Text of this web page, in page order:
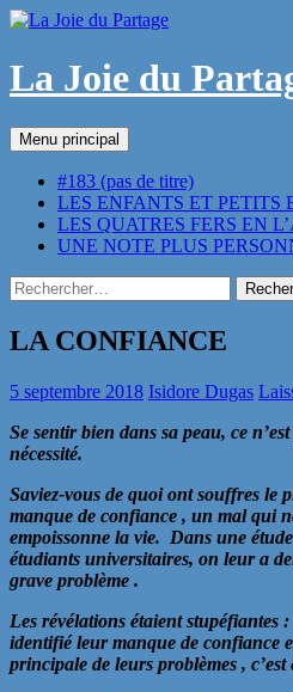
Aller
contenu
La Joie du
Recherche
Menu principal
#183 (pas de titre)
LES ENFANTS ET PETITS
LES QUATRES FERS EN
UNE NOTE PLUS
Rechercher :
LA CONFIANCE
5 septembre 2018 Isidore Dugas
Se sentir bien dans sa peau, ce
nécessité.
Saviez-vous de quoi ont souffres le
manque de confiance , un mal qui
empoissonne la vie. Dans une
étudiants universitaires, on leur a
grave problème .
Les révélations étaient stupéfiantes
identifié leur manque de confiance
principale de leurs problèmes ,